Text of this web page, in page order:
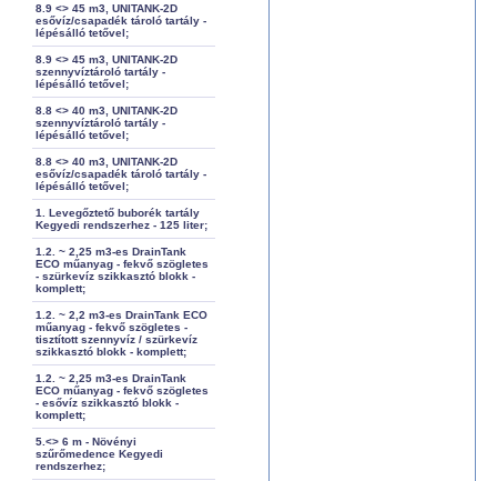
8.9 <> 45 m3, UNITANK-2D
esővíz/csapadék tároló tartály -
lépésálló tetővel;
8.9 <> 45 m3, UNITANK-2D
szennyvíztároló tartály -
lépésálló tetővel;
8.8 <> 40 m3, UNITANK-2D
szennyvíztároló tartály -
lépésálló tetővel;
8.8 <> 40 m3, UNITANK-2D
esővíz/csapadék tároló tartály -
lépésálló tetővel;
1. Levegőztető buborék tartály
Kegyedi rendszerhez - 125 liter;
1.2. ~ 2,25 m3-es DrainTank
ECO műanyag - fekvő szögletes
- szürkevíz szikkasztó blokk -
komplett;
1.2. ~ 2,2 m3-es DrainTank ECO
műanyag - fekvő szögletes -
tisztított szennyvíz / szürkevíz
szikkasztó blokk - komplett;
1.2. ~ 2,25 m3-es DrainTank
ECO műanyag - fekvő szögletes
- esővíz szikkasztó blokk -
komplett;
5.<> 6 m - Növényi
szűrőmedence Kegyedi
rendszerhez;